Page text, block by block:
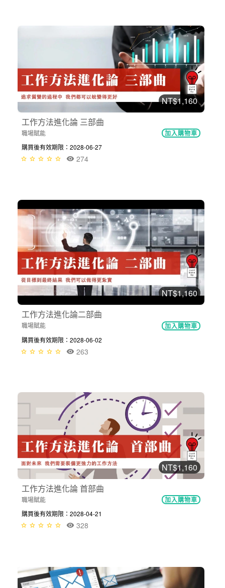
NT$1,160
工作方法進化論 三部曲
職場賦能 加入購物車
購買後有效期限：2028-06-27
274
NT$1,160
工作方法進化論二部曲
職場賦能 加入購物車
購買後有效期限：2028-06-02
263
NT$1,160
工作方法進化論 首部曲
職場賦能 加入購物車
購買後有效期限：2028-04-21
328